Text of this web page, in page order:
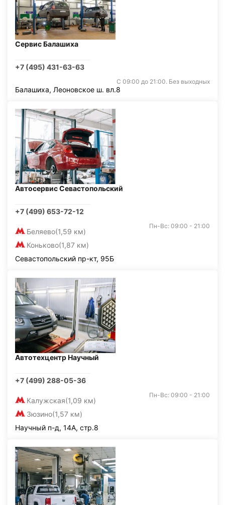
Сервис Балашиха
+7 (495) 431-63-63
С 09:00 до 21:00. Без выходных
Балашиха, Леоновское ш. вл.8
Автосервис Севастопольский
+7 (499) 653-72-12
Беляево(1,59 км)
Коньково(1,87 км)
Пн-Вс: 09:00 - 21:00
Севастопольский пр-кт, 95Б
Автотехцентр Научный
+7 (499) 288-05-36
Калужская(1,09 км)
Зюзино(1,57 км)
Пн-Вс: 09:00 - 21:00
Научный п-д, 14А, стр.8